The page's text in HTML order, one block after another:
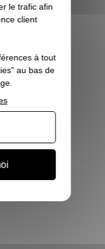
? Toujours
film de
sont pas
êtes, ici, sur
le trafic afin
client
à tout
au bas de